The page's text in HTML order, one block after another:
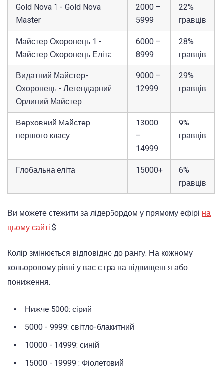
Gold Nova 1 - Gold Nova
Master
2000 –
5999
22%
гравців
Майстер Охоронець 1 -
Майстер Охоронець Еліта
6000 –
8999
28%
гравців
Видатний Майстер-
Охоронець - Легендарний
Орлиний Майстер
9000 –
12999
29%
гравців
Верховний Майстер
першого класу
13000
–
14999
9%
гравців
Глобальна еліта 15000+
6%
гравців
Ви можете стежити за лідербордом у прямому ефірі на
цьому сайті.$
Колір змінюється відповідно до рангу. На кожному
кольоровому рівні у вас є гра на підвищення або
пониження.
Нижче 5000: сірий
5000 - 9999: світло-блакитний
10000 - 14999: синій
15000 - 19999 : Фіолетовий